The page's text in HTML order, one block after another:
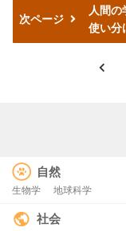
次ページ
人間
使い分
<
自然
生物学 地球科学
社会